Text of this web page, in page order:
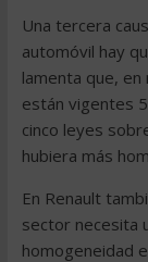
Una tercera
automóvil hay
lamenta que, en
están vigentes
cinco leyes
hubiera más
En Renault
sector necesita
homogeneidad